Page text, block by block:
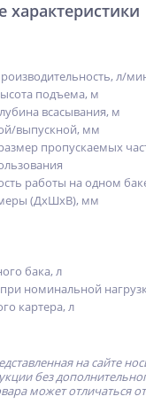
характеристики
л/
подъема, м
всасывания, м
выпускной, мм
пропускаемых
работы на одном
(ДхШхВ), мм
бака, л
номинальной
картера, л
на сайте
без
может отличаться